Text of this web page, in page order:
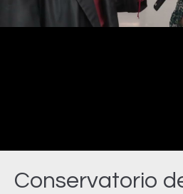
Conservatorio